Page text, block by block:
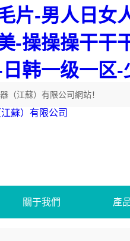
片-男人日女
-操操操干干
韩一级一区
（江蘇）有限公司網站！
關于我們 產